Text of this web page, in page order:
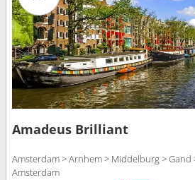
Amadeus Brilliant
Amsterdam > Arnhem > Middelburg > Gand
Amsterdam